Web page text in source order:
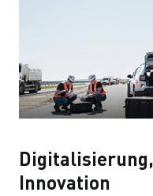
Innovation